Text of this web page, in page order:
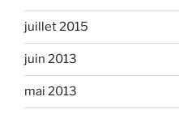
juillet 2015
juin 2013
mai 2013